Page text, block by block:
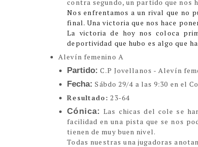
contra segundo, un partido que nos
Nos enfrentamos a un rival que no
final. Una victoria que nos hace
La victoria de hoy nos coloca
deportividad que hubo es algo que
Alevín femenino A
Partido: C.P Jovellanos - Alevín
Fecha: Sábdo 29/4 a las 9:30 en el
Resultado: 23-64
Cónica: Las chicas del cole se
facilidad en una pista que se nos
tienen de muy buen nivel.
Todas nuestras una jugadoras